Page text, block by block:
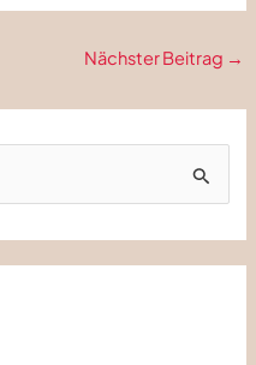
Nächster Beitrag →